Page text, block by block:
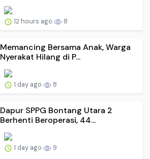
12 hours ago 8
Memancing Bersama Anak, Warga
Nyerakat Hilang di P...
1 day ago 8
Dapur SPPG Bontang Utara 2
Berhenti Beroperasi, 44...
1 day ago 9